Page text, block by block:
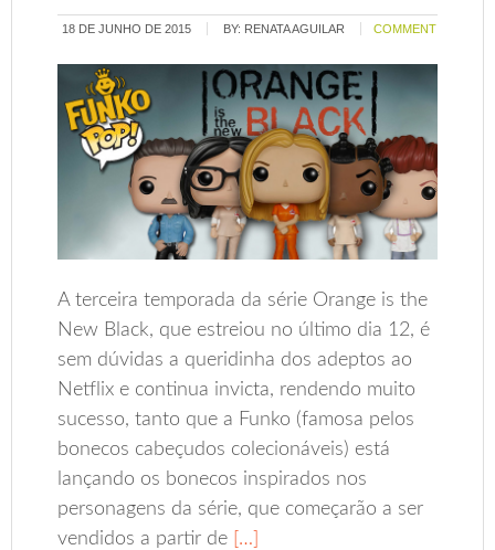
18 DE JUNHO DE 2015 BY: RENATA AGUILAR COMMENT
A terceira temporada da série Orange is the
New Black, que estreiou no último dia 12, é
sem dúvidas a queridinha dos adeptos ao
Netflix e continua invicta, rendendo muito
sucesso, tanto que a Funko (famosa pelos
bonecos cabeçudos colecionáveis) está
lançando os bonecos inspirados nos
personagens da série, que começarão a ser
vendidos a partir de […]